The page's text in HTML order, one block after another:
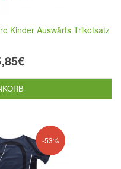
Kinder Auswärts Trikotsatz
-53%